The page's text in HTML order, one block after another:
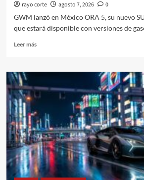
rayo corte agosto 7, 2026
0
GWM lanzó en México ORA 5, su nuevo
que estará disponible con versiones de
Leer másLeer
GWM
oficial
el
lanzamiento
del
ORA
5
en
México